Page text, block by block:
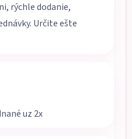
rýchle dodanie,
Určite ešte
hviezdičiek.
uz 2x